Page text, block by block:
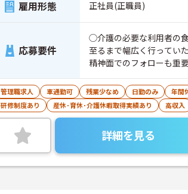
雇用形態 正社員(正職員)
応募要件
◯介護の必要な利用者の
至るまで幅広く行ってい
精神面でのフォローも重要なお仕事です
の新しい特養です／使い
いただけます。◆ 140床
位）として、専用のリビ
で、約8畳の広々とした
ッド・床頭台・エアコン
ます。 ◆ユニットケアという小規模単位の暮らしのなかでスタッフ
と顔馴染みになり、ここ
10人(10室)を1ユニット
管理職求人 車通勤可 残業少なめ 日勤のみ 年間
研修制度あり
産休･育休･介護休暇取得実績あり 高収入
詳細を見る